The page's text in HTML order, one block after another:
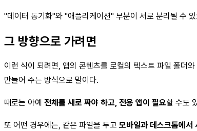
"데이터 동기화"와 "애플리케이션" 부분이 서로 분리될 수
그 방향으로 가려면
이런 식이 되려면, 앱의 콘텐츠를 로컬의 텍스트 파일 폴더
만들어 주는 방식으로 말이다.
때로는 아예 전체를 새로 짜야 하고, 전용 앱이 필요할 수도
또 어떤 경우에는, 같은 파일을 두고 모바일과 데스크톱에서